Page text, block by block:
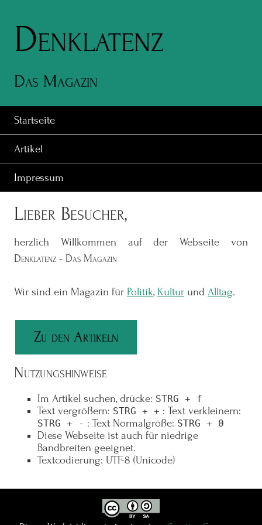
Denklatenz
Das Magazin
Startseite
Artikel
Impressum
Lieber Besucher,
herzlich Willkommen auf der Webseite von
Denklatenz - Das Magazin
Wir sind ein Magazin für Politik, Kultur und Alltag.
Zu den Artikeln
Nutzungshinweise
Im Artikel suchen, drücke: STRG + f
Text vergrößern: STRG + + : Text verkleinern:
STRG + - : Text Normalgröße: STRG + 0
Diese Webseite ist auch für niedrige
Bandbreiten geeignet.
Textcodierung: UTF-8 (Unicode)